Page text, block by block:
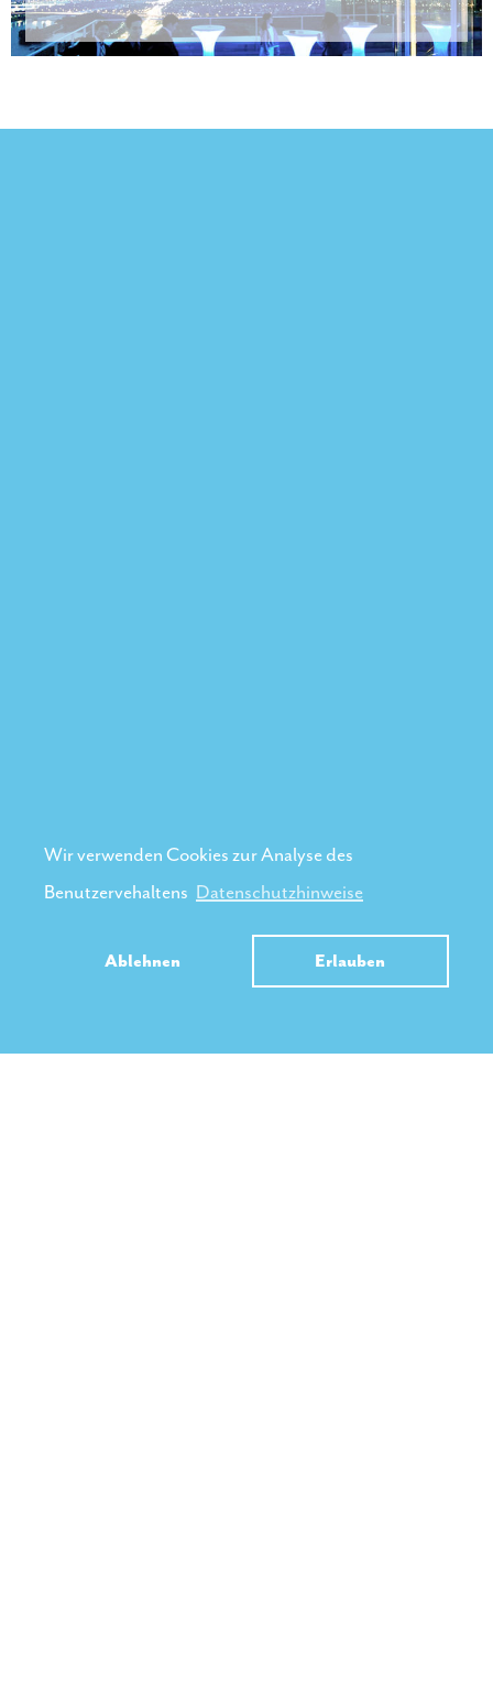
Wir verwenden Cookies zur Analyse des
Benutzervehaltens Datenschutzhinweise
Ablehnen Erlauben